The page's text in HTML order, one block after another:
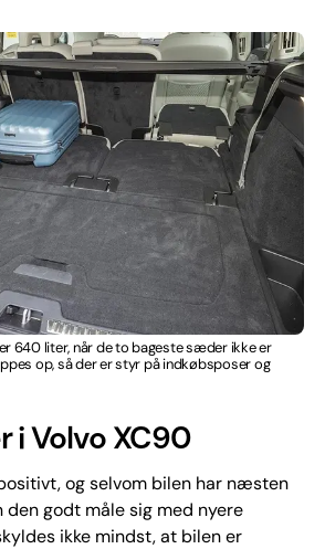
640 liter, når de to bageste sæder ikke er
op, så der er styr på indkøbsposer og
i Volvo XC90
og selvom bilen har næsten
den godt måle sig med nyere
ikke mindst, at bilen er